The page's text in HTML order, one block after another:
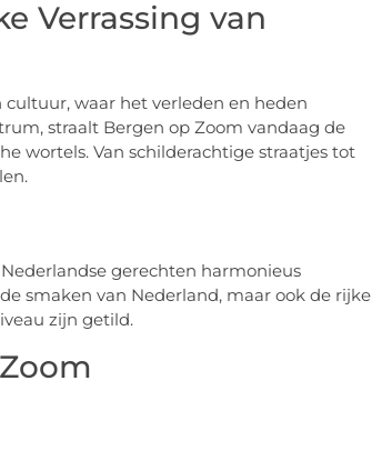
Verrassing van
waar het verleden en heden
straalt Bergen op Zoom vandaag de
wortels. Van schilderachtige straatjes tot
gerechten harmonieus
smaken van Nederland, maar ook de rijke
zijn getild.